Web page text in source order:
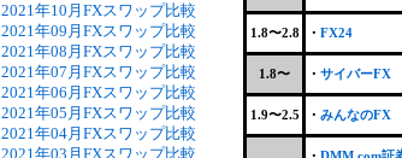
2021年10月FXスワップ比較
2021年09月FXスワップ比較
2021年08月FXスワップ比較
2021年07月FXスワップ比較
2021年06月FXスワップ比較
2021年05月FXスワップ比較
2021年04月FXスワップ比較
2021年03月FXスワップ比較
1.8〜2.8 ・ FX24
1.8〜 ・ サイバーFX
1.9〜2.5 ・ みんなのFX